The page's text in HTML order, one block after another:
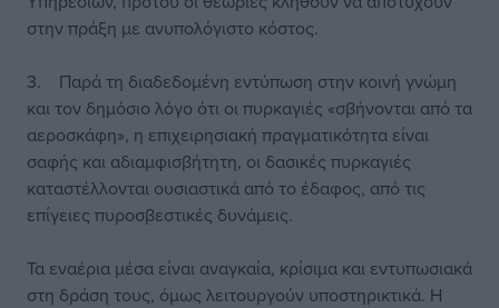
στην πράξη με ανυπολόγιστο κόστος.
3. Παρά τη διαδεδομένη εντύπωση στην κοινή γνώμη
και τον δημόσιο λόγο ότι οι πυρκαγιές «σβήνονται από τα
αεροσκάφη», η επιχειρησιακή πραγματικότητα είναι
σαφής και αδιαμφισβήτητη, οι δασικές πυρκαγιές
καταστέλλονται ουσιαστικά από το έδαφος, από τις
επίγειες πυροσβεστικές δυνάμεις.
Τα εναέρια μέσα είναι αναγκαία, κρίσιμα και εντυπωσιακά
στη δράση τους, όμως λειτουργούν υποστηρικτικά. Η